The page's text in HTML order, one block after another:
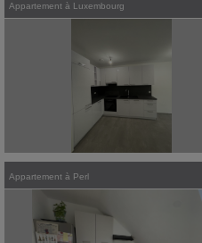
Appartement à Luxembourg
Appartement à Perl